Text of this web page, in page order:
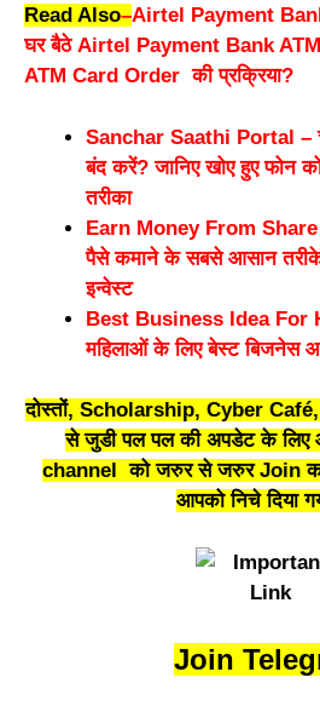
Read Also–Airtel Payment
घर बैठे Airtel Payment Bank ATM
ATM Card Order की प्रक्रिया?
Sanchar Saathi Portal –
बंद करें? जानिए खोए हुए फोन
तरीका
Earn Money From Share
पैसे कमाने के सबसे आसान
इन्वेस्ट
Best Business Idea For
महिलाओं के लिए बेस्ट बिजनेस
दोस्तों, Scholarship, Cyber
से जुडी पल पल की अपडेट के लिए
channel को जरुर से जरुर Join कर
आपको निचे दिया
Join